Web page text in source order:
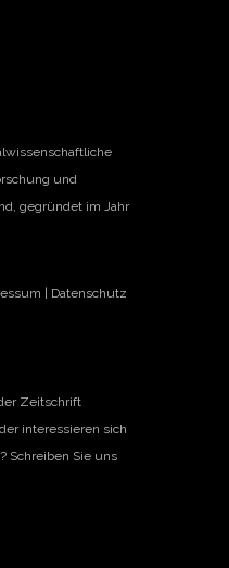
und
gegründet im Jahr
| Datenschutz
Zeitschrift
interessieren sich
Schreiben Sie uns